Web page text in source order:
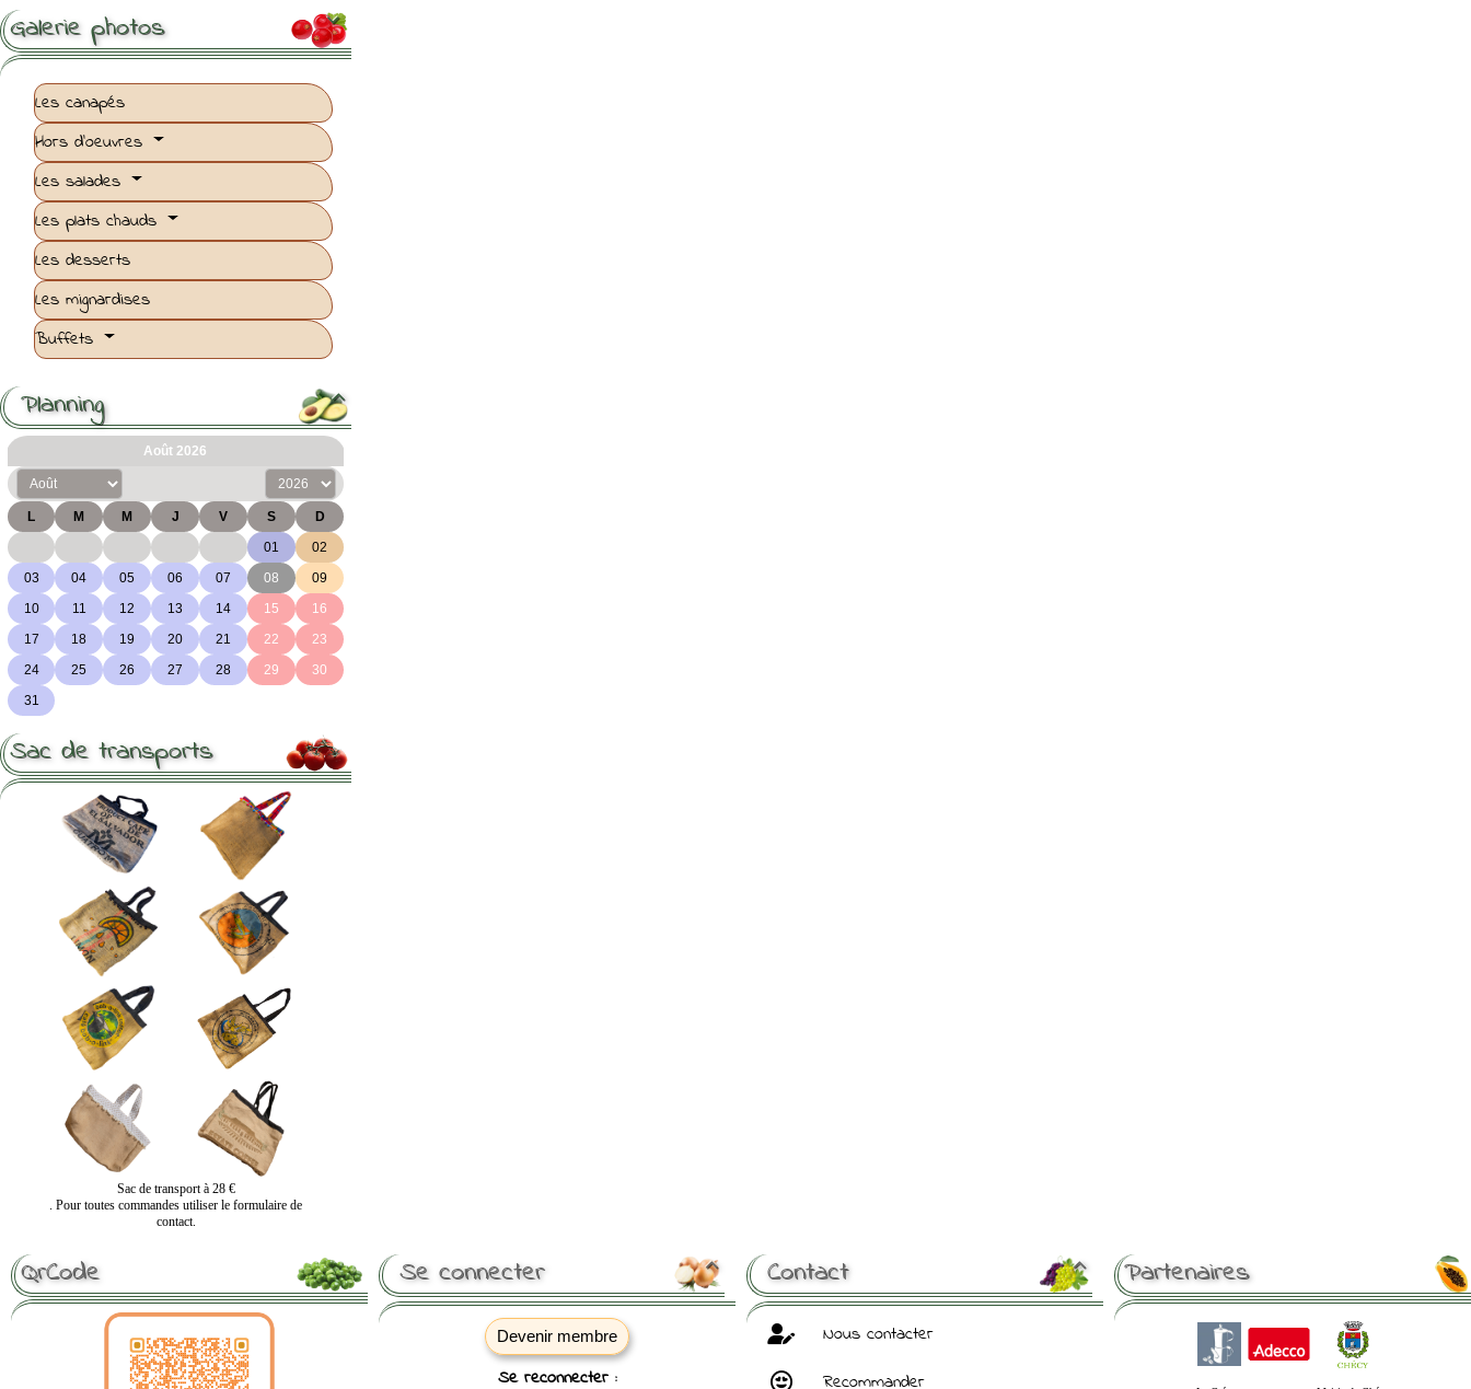

Galerie photos
Les canapés
Hors d'oeuvres
Les salades
Les plats chauds
Les desserts
Les mignardises
Buffets

Planning
Sac de transports
Sac de transport à 28 €
. Pour toutes commandes utiliser le formulaire de
contact.
QrCode 
Se connecter
Devenir membre
Se reconnecter :

Contact
Nous contacter
Recommander
Partenaires